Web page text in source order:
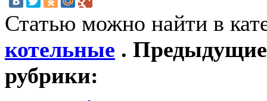
Статью можно найти в
котельные . Предыдущие
рубрики: